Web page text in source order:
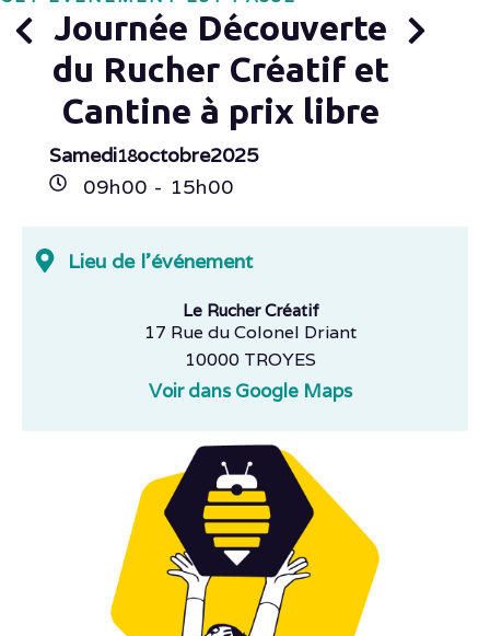
Journée Découverte
du Rucher Créatif et
Cantine à prix libre
Samedi18octobre2025
09h00 - 15h00
Lieu de l'événement
Le Rucher Créatif
17 Rue du Colonel Driant
10000 TROYES
Voir dans Google Maps